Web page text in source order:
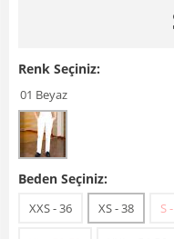
Renk Seçiniz:
01 Beyaz
Beden Seçiniz:
XXS - 36 XS - 38 S